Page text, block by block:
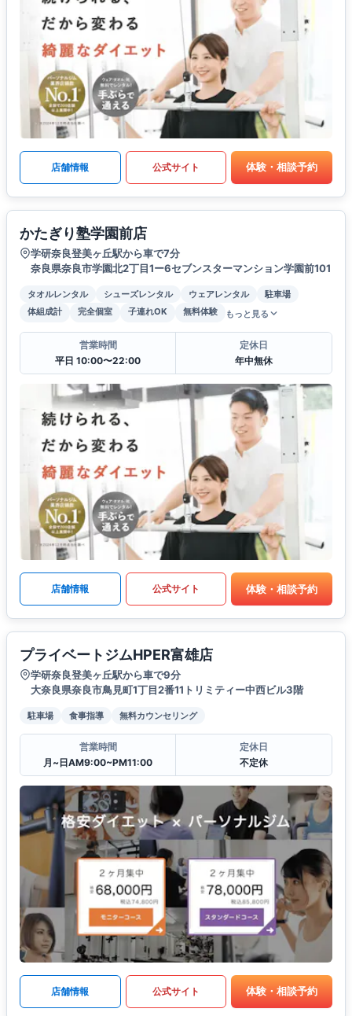
店舗情報 公式サイト 体験・相談予約
かたぎり塾学園前店
学研奈良登美ヶ丘駅から車で7分
奈良県奈良市学園北2丁目1ー6セブンスターマンション学園前101
タオルレンタル シューズレンタル ウェアレンタル
駐車場
体組成計
完全個室 子連れOK 無料体験 もっと見る
営業時間
平日 10:00〜22:00
定休日
年中無休
店舗情報 公式サイト 体験・相談予約
プライベートジムHPER富雄店
学研奈良登美ヶ丘駅から車で9分
大奈良県奈良市鳥見町1丁目2番11トリミティー中西ビル3階
駐車場 食事指導 無料カウンセリング
営業時間
月~日AM9:00~PM11:00
定休日
不定休
店舗情報 公式サイト 体験・相談予約